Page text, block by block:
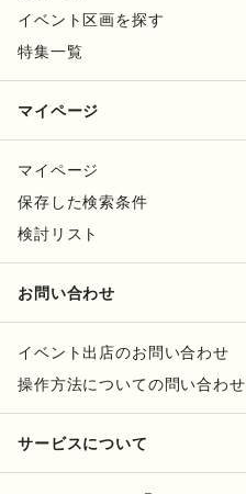
イベント区画を探す
特集一覧
マイページ
マイページ
保存した検索条件
検討リスト
お問い合わせ
イベント出店のお問い合わせ
操作方法についての問い合わせ
サービスについて